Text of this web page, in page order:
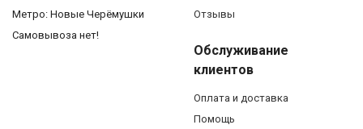
Метро: Новые Черёмушки
Самовывоза нет!
Отзывы
Обслуживание
клиентов
Оплата и доставка
Помощь